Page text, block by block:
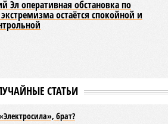
Эл оперативная обстановка по
остаётся спокойной и
СТАТЬИ
брат?